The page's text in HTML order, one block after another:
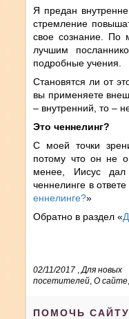
Я предан
стремление
свое сознание. По
лучшим
подробные учения.
Становятся ли от
вы применяете
– внутренний, то –
Это ченнелинг?
С моей точки
потому что он не
менее, Иисус
ченнелинге в
еннелинге?»
Обратно в раздел «
02/11/2017 ,Для новых
посетителей ,О сайте
ПОМОЧЬ САЙТУ